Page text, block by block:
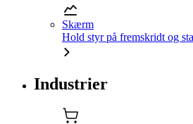
Skærm
Hold styr på fremskridt og
Industrier